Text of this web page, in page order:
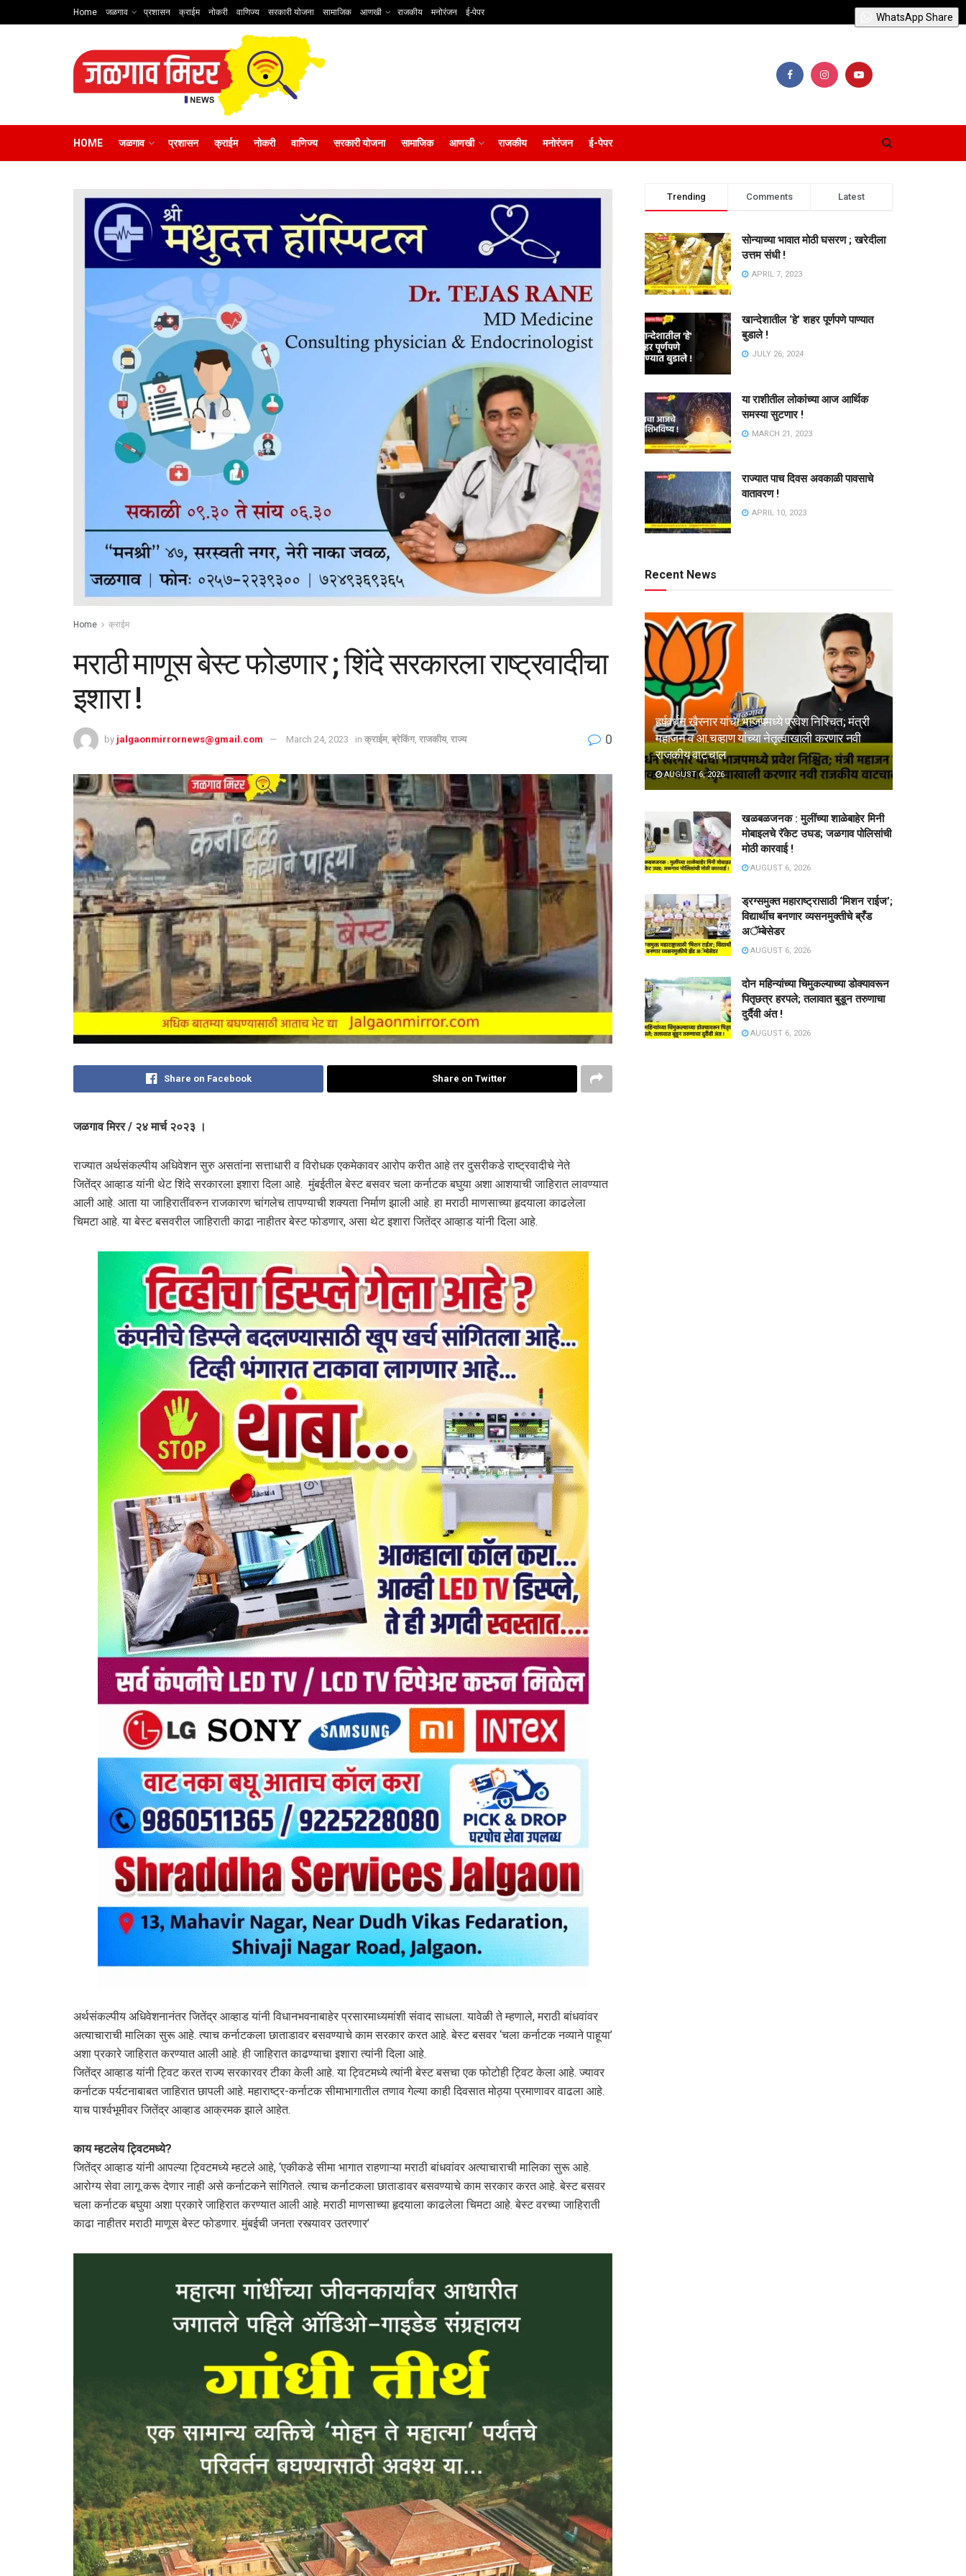
Home जळगाव प्रशासन क्राईम नोकरी वाणिज्य सरकारी योजना सामाजिक आणखी राजकीय मनोरंजन ई-पेपर
HOME जळगाव प्रशासन क्राईम नोकरी वाणिज्य सरकारी योजना सामाजिक आणखी राजकीय मनोरंजन ई-पेपर
Home क्राईम
मराठी माणूस बेस्ट फोडणार ; शिंदे सरकारला राष्ट्रवादीचा
इशारा !
by jalgaonmirrornews@gmail.com March 24, 2023 in क्राईम, ब्रेकिंग, राजकीय, राज्य 0
Share on Facebook Share on Twitter
जळगाव मिरर / २४ मार्च २०२३ ।
राज्यात अर्थसंकल्पीय अधिवेशन सुरु असतांना सत्ताधारी व विरोधक एकमेकावर आरोप करीत आहे तर दुसरीकडे राष्ट्रवादीचे नेते
जितेंद्र आव्हाड यांनी थेट शिंदे सरकारला इशारा दिला आहे. मुंबईतील बेस्ट बसवर चला कर्नाटक बघुया अशा आशयाची जाहिरात लावण्यात
आली आहे. आता या जाहिरातींवरुन राजकारण चांगलेच तापण्याची शक्यता निर्माण झाली आहे. हा मराठी माणसाच्या हृदयाला काढलेला
चिमटा आहे. या बेस्ट बसवरील जाहिराती काढा नाहीतर बेस्ट फोडणार, असा थेट इशारा जितेंद्र आव्हाड यांनी दिला आहे.
अर्थसंकल्पीय अधिवेशनानंतर जितेंद्र आव्हाड यांनी विधानभवनाबाहेर प्रसारमाध्यमांशी संवाद साधला. यावेळी ते म्हणाले, मराठी बांधवांवर
अत्याचाराची मालिका सुरू आहे. त्याच कर्नाटकला छाताडावर बसवण्याचे काम सरकार करत आहे. बेस्ट बसवर ‘चला कर्नाटक नव्याने पाहूया’
अशा प्रकारे जाहिरात करण्यात आली आहे. ही जाहिरात काढण्याचा इशारा त्यांनी दिला आहे.
जितेंद्र आव्हाड यांनी ट्विट करत राज्य सरकारवर टीका केली आहे. या ट्विटमध्ये त्यांनी बेस्ट बसचा एक फोटोही ट्विट केला आहे. ज्यावर
कर्नाटक पर्यटनाबाबत जाहिरात छापली आहे. महाराष्ट्र-कर्नाटक सीमाभागातील तणाव गेल्या काही दिवसात मोठ्या प्रमाणावर वाढला आहे.
याच पार्श्वभूमीवर जितेंद्र आव्हाड आक्रमक झाले आहेत.
काय म्हटलेय ट्विटमध्ये?
जितेंद्र आव्हाड यांनी आपल्या ट्विटमध्ये म्हटले आहे, ‘एकीकडे सीमा भागात राहणाऱ्या मराठी बांधवांवर अत्याचाराची मालिका सुरू आहे.
आरोग्य सेवा लागू करू देणार नाही असे कर्नाटकने सांगितले. त्याच कर्नाटकला छाताडावर बसवण्याचे काम सरकार करत आहे. बेस्ट बसवर
चला कर्नाटक बघुया अशा प्रकारे जाहिरात करण्यात आली आहे. मराठी माणसाच्या हृदयाला काढलेला चिमटा आहे. बेस्ट वरच्या जाहिराती
काढा नाहीतर मराठी माणूस बेस्ट फोडणार. मुंबईची जनता रस्त्यावर उतरणार’
Trending Comments Latest
सोन्याच्या भावात मोठी घसरण ; खरेदीला
उत्तम संधी !
APRIL 7, 2023
खान्देशातील ‘हे’ शहर पूर्णपणे पाण्यात
बुडाले !
JULY 26, 2024
या राशीतील लोकांच्या आज आर्थिक
समस्या सुटणार !
MARCH 21, 2023
राज्यात पाच दिवस अवकाळी पावसाचे
वातावरण !
APRIL 10, 2023
Recent News
हर्षवर्धन खैरनार यांचा भाजपमध्ये प्रवेश निश्चित; मंत्री
महाजन व आ.चव्हाण यांच्या नेतृत्वाखाली करणार नवी
राजकीय वाटचाल
AUGUST 6, 2026
खळबळजनक : मुलींच्या शाळेबाहेर मिनी
मोबाइलचे रॅकेट उघड; जळगाव पोलिसांची
मोठी कारवाई !
AUGUST 6, 2026
ड्रग्समुक्त महाराष्ट्रासाठी ‘मिशन राईज’;
विद्यार्थीच बनणार व्यसनमुक्तीचे ब्रँड
अॅम्बेसेडर
AUGUST 6, 2026
दोन महिन्यांच्या चिमुकल्याच्या डोक्यावरून
पितृछत्र हरपले; तलावात बुडून तरुणाचा
दुर्दैवी अंत !
AUGUST 6, 2026
WhatsApp Share